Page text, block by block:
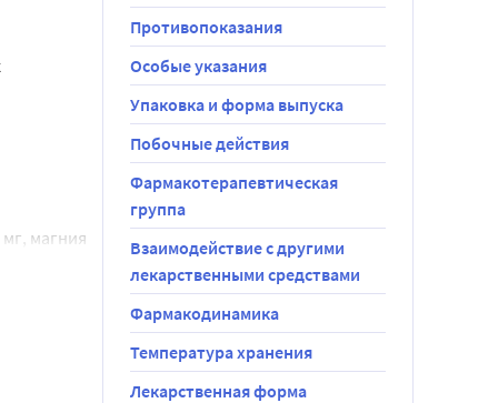
магния
оксид
Противопоказания
Особые указания
Упаковка и форма выпуска
Побочные действия
Фармакотерапевтическая
группа
Взаимодействие с другими
лекарственными средствами
Фармакодинамика
Температура хранения
Лекарственная форма